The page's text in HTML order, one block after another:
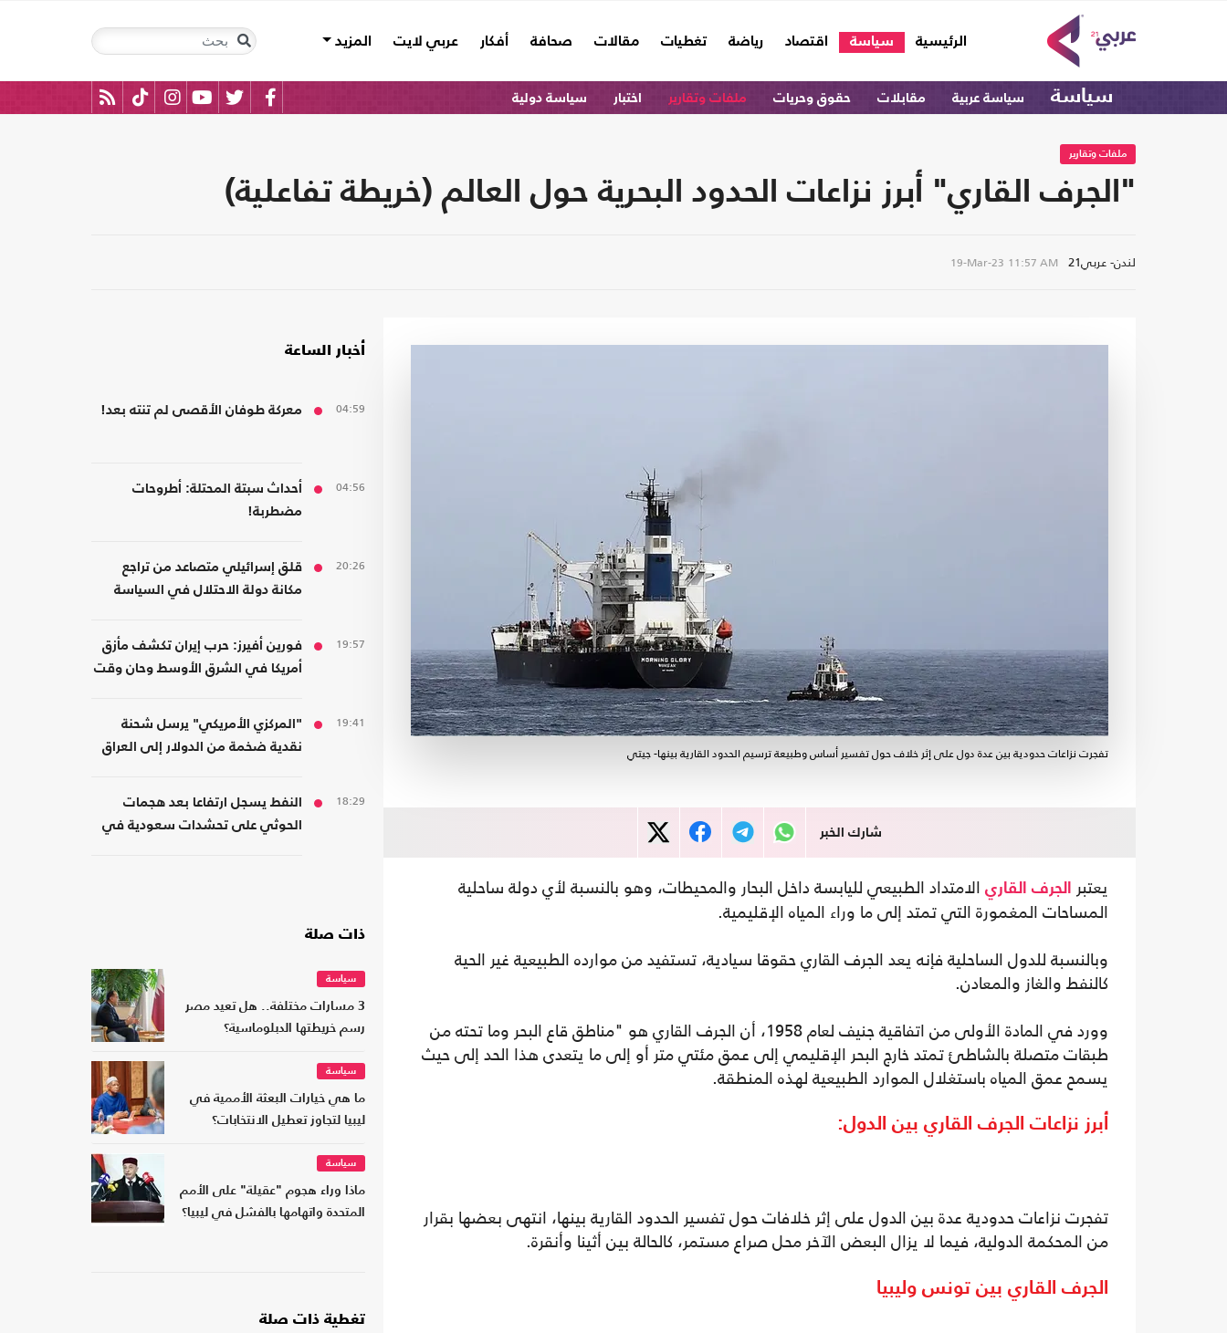
الرئيسية
(current) سياسة اقتصاد رياضة تغطيات مقالات صحافة أفكار عربي لايت المزيد
سياسة سياسة عربية مقابلات حقوق وحريات ملفات وتقارير اختبار سياسة دولية
ملفات وتقارير
"الجرف القاري" أبرز نزاعات الحدود البحرية حول العالم (خريطة تفاعلية)
لندن- عربي21 19-Mar-23 11:57 AM
تفجرت نزاعات حدودية بين عدة دول على إثر خلاف حول تفسير أساس وطبيعة ترسيم الحدود القارية بينها- جيتي
شارك الخبر
يعتبر الجرف القاري الامتداد الطبيعي لليابسة داخل البحار والمحيطات، وهو بالنسبة لأي دولة ساحلية
المساحات المغمورة التي تمتد إلى ما وراء المياه الإقليمية.
وبالنسبة للدول الساحلية فإنه يعد الجرف القاري حقوقا سيادية، تستفيد من موارده الطبيعية غير الحية
كالنفط والغاز والمعادن.
وورد في المادة الأولى من اتفاقية جنيف لعام 1958، أن الجرف القاري هو "مناطق قاع البحر وما تحته من
طبقات متصلة بالشاطئ تمتد خارج البحر الإقليمي إلى عمق مئتي متر أو إلى ما يتعدى هذا الحد إلى حيث
يسمح عمق المياه باستغلال الموارد الطبيعية لهذه المنطقة.
أبرز نزاعات الجرف القاري بين الدول:
تفجرت نزاعات حدودية عدة بين الدول على إثر خلافات حول تفسير الحدود القارية بينها، انتهى بعضها بقرار
من المحكمة الدولية، فيما لا يزال البعض الآخر محل صراع مستمر، كالحالة بين أثينا وأنقرة.
الجرف القاري بين تونس وليبيا
أخبار الساعة
04:59 معركة طوفان الأقصى لم تنته بعد!
04:56
أحداث سبتة المحتلة: أطروحات
مضطربة!
20:26
قلق إسرائيلي متصاعد من تراجع
مكانة دولة الاحتلال في السياسة
19:57
فورين أفيرز: حرب إيران تكشف مأزق
أمريكا في الشرق الأوسط وحان وقت
19:41
"المركزي الأمريكي" يرسل شحنة
نقدية ضخمة من الدولار إلى العراق
18:29
النفط يسجل ارتفاعا بعد هجمات
الحوثي على تحشدات سعودية في
ذات صلة
سياسة
3 مسارات مختلفة.. هل تعيد مصر
رسم خريطتها الدبلوماسية؟
سياسة
ما هي خيارات البعثة الأممية في
ليبيا لتجاوز تعطيل الانتخابات؟
سياسة
ماذا وراء هجوم "عقيلة" على الأمم
المتحدة واتهامها بالفشل في ليبيا؟
تغطية ذات صلة